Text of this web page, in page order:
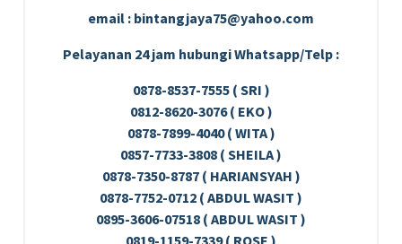
email : bintangjaya75@yahoo.com
Pelayanan 24 jam hubungi Whatsapp/Telp :
0878-8537-7555 ( SRI )
0812-8620-3076 ( EKO )
0878-7899-4040 ( WITA )
0857-7733-3808 ( SHEILA )
0878-7350-8787 ( HARIANSYAH )
0878-7752-0712 ( ABDUL WASIT )
0895-3606-07518 ( ABDUL WASIT )
0819-1159-7339 ( ROSE )